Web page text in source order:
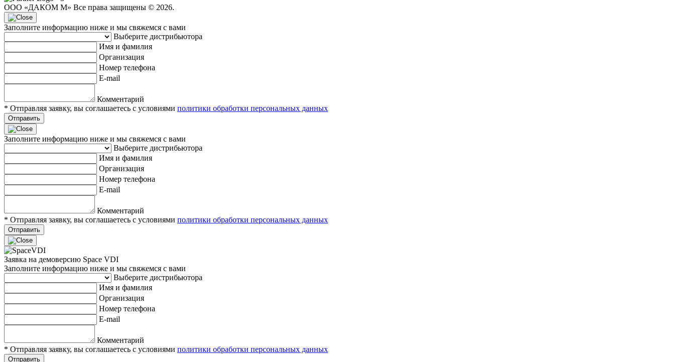
ООО «ДАКОМ М» Все права защищены © 2026.
Заполните информацию ниже и мы свяжемся с вами
Выберите дистрибьютора
Имя и фамилия
Организация
Номер телефона
E-mail
Комментарий
* Отправляя заявку, вы соглашаетесь с условиями политики обработки персональных данных
Отправить
Заполните информацию ниже и мы свяжемся с вами
Выберите дистрибьютора
Имя и фамилия
Организация
Номер телефона
E-mail
Комментарий
* Отправляя заявку, вы соглашаетесь с условиями политики обработки персональных данных
Отправить
Заявка на демоверсию Space VDI
Заполните информацию ниже и мы свяжемся с вами
Выберите дистрибьютора
Имя и фамилия
Организация
Номер телефона
E-mail
Комментарий
* Отправляя заявку, вы соглашаетесь с условиями политики обработки персональных данных
Отправить